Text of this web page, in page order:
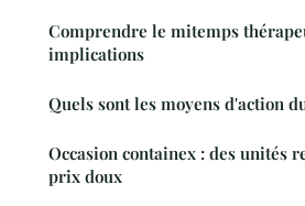
Comprendre le mitemps
implications
Quels sont les moyens d'action
Occasion containex : des unités
prix doux